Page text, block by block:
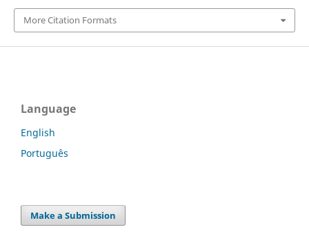
More Citation Formats
Language
English
Português
Make a Submission